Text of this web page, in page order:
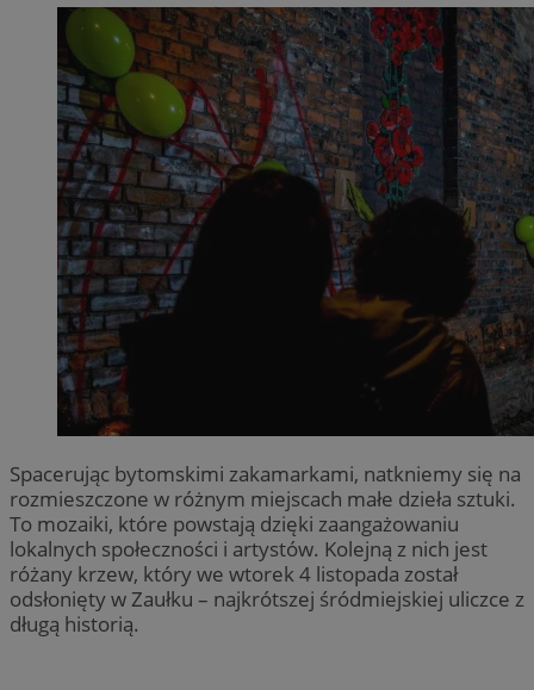
Spacerując bytomskimi zakamarkami, natkniemy się na
rozmieszczone w różnym miejscach małe dzieła sztuki.
To mozaiki, które powstają dzięki zaangażowaniu
lokalnych społeczności i artystów. Kolejną z nich jest
różany krzew, który we wtorek 4 listopada został
odsłonięty w Zaułku – najkrótszej śródmiejskiej uliczce z
długą historią.